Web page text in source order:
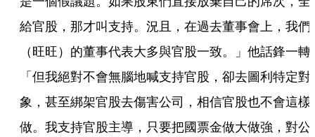
給官股，那才叫支持。況且，在過去董事會上，我們
（旺旺）的董事代表大多與官股一致。」他話鋒一轉
「但我絕對不會無腦地喊支持官股，卻去圖利特定對
象，甚至綁架官股去傷害公司，相信官股也不會這樣
做。我支持官股主導，只要把國票金做大做強，對公